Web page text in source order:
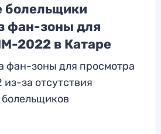
болельщики
фан-зоны для
2022 в Катаре
фан-зоны для просмотра
за отсутствия